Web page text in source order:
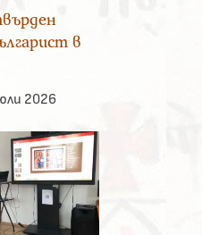
в
2026